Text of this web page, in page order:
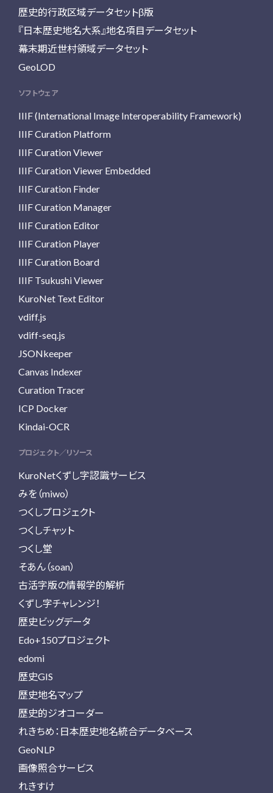
歴史的行政区域データセットβ版
『日本歴史地名大系』地名項目データセット
幕末期近世村領域データセット
GeoLOD
ソフトウェア
IIIF (International Image Interoperability Framework)
IIIF Curation Platform
IIIF Curation Viewer
IIIF Curation Viewer Embedded
IIIF Curation Finder
IIIF Curation Manager
IIIF Curation Editor
IIIF Curation Player
IIIF Curation Board
IIIF Tsukushi Viewer
KuroNet Text Editor
vdiff.js
vdiff-seq.js
JSONkeeper
Canvas Indexer
Curation Tracer
ICP Docker
Kindai-OCR
プロジェクト／リソース
KuroNetくずし字認識サービス
みを（miwo）
つくしプロジェクト
つくしチャット
つくし堂
そあん（soan）
古活字版の情報学的解析
くずし字チャレンジ！
歴史ビッグデータ
Edo+150プロジェクト
edomi
歴史GIS
歴史地名マップ
歴史的ジオコーダー
れきちめ：日本歴史地名統合データベース
GeoNLP
画像照合サービス
れきすけ